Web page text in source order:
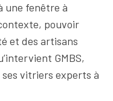
une fenêtre à
pouvoir
et des artisans
GMBS,
vitriers experts à